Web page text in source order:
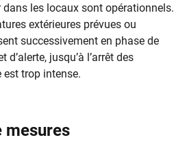
dans les locaux sont opérationnels.
extérieures prévues ou
successivement en phase de
jusqu’à l’arrêt des
est trop intense.
mesures